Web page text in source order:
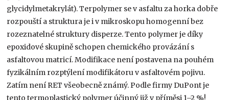
glycidylmetakrylát). Terpolymer se v asfaltu za horka dobře
rozpouští a struktura je i v mikroskopu homogenní bez
rozeznatelné struktury disperze. Tento polymer je díky
epoxidové skupině schopen chemického provázání s
asfaltovou matricí. Modifikace není postavena na pouhém
fyzikálním rozptýlení modifikátoru v asfaltovém pojivu.
Zatím není RET všeobecně známý. Podle firmy DuPont je
tento termoplastický polymer účinný již v příměsi 1–2 %!